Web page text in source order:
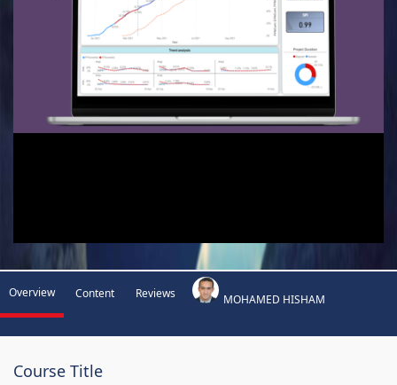
Overview Content Reviews MOHAMED HISHAM
Course Title